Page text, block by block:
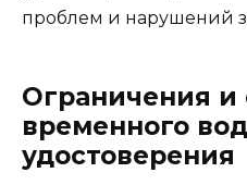
проблем и нарушений
Ограничения и
временного
удостоверения